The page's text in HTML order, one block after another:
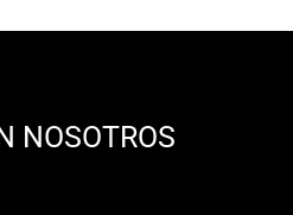
NOSOTROS